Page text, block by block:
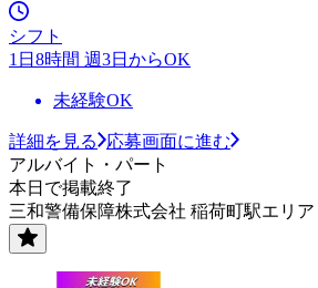
シフト
1日8時間 週3日からOK
未経験OK
詳細を見る
応募画面に進む
アルバイト・パート
本日で掲載終了
三和警備保障株式会社 稲荷町駅エリア